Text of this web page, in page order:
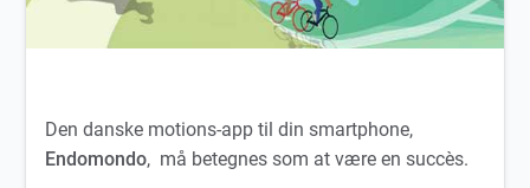
Den danske motions-app til din smartphone,
Endomondo, må betegnes som at være en succès.